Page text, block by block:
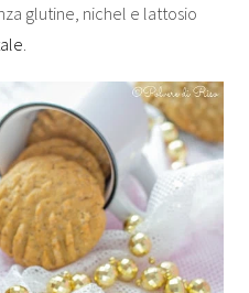
glutine, nichel e lattosio